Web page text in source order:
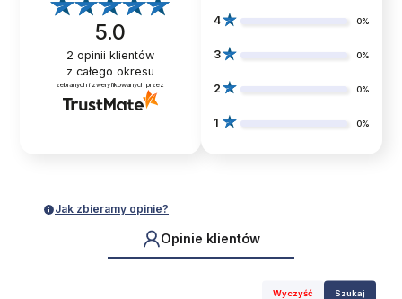
5.0
2 opinii klientów
z całego okresu
zebranych i zweryfikowanych przez
4 0%
3 0%
2 0%
1 0%
Jak zbieramy opinie?
Opinie klientów
Wyczyść Szukaj